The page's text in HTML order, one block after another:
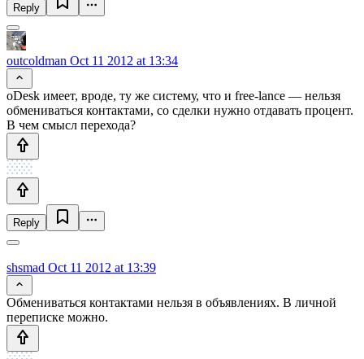
Reply
outcoldman Oct 11 2012 at 13:34
oDesk имеет, вроде, ту же систему, что и free-lance — нельзя
обмениваться контактами, со сделки нужно отдавать процент.
В чем смысл перехода?
Reply
shsmad Oct 11 2012 at 13:39
Обмениваться контактами нельзя в объявлениях. В личной
переписке можно.